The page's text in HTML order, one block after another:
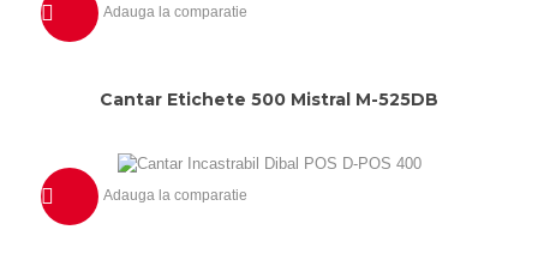
Adauga la comparatie
Cantar Etichete 500 Mistral M-525DB
Adauga la comparatie